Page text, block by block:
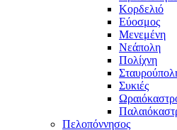
Κορδελιό
Εύοσμος
Μενεμένη
Νεάπολη
Πολίχνη
Συκιές
Πελοπόννησος